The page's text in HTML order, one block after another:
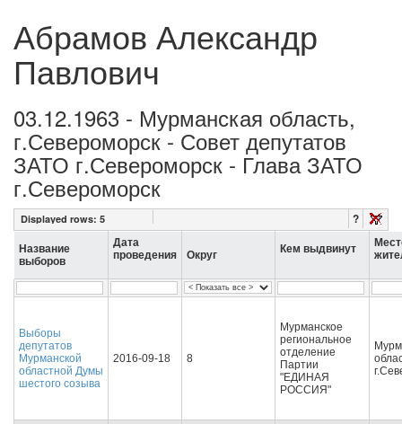
Абрамов Александр
Павлович
03.12.1963 - Мурманская область,
г.Североморск - Совет депутатов
ЗАТО г.Североморск - Глава ЗАТО
г.Североморск
Displayed rows: 5 ?
Название
выборов
Дата
проведения
Округ Кем выдвинут
Выборы
депутатов
Мурманской
областной Думы
шестого созыва
2016-09-18 8
Мурманское
региональное
отделение
Партии
"ЕДИНАЯ
РОССИЯ"